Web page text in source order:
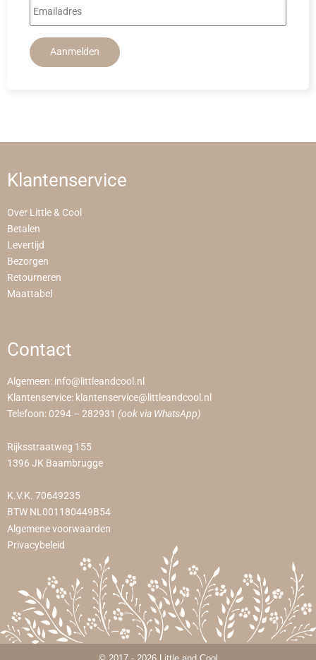
Aanmelden
Klantenservice
Over Little & Cool
Betalen
Levertijd
Bezorgen
Retourneren
Maattabel
Contact
Algemeen: info@littleandcool.nl
Klantenservice: klantenservice@littleandcool.nl
Telefoon: 0294 – 282931 (ook via WhatsApp)
Rijksstraatweg 155
1396 JK Baambrugge
K.V.K. 70649235
BTW NL001180449B54
Algemene voorwaarden
Privacybeleid